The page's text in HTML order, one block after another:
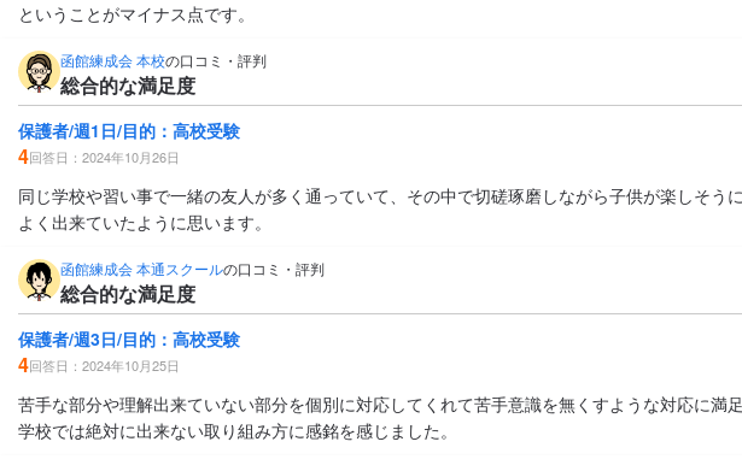
ということがマイナス点です。
函館練成会 本校の口コミ・評判
総合的な満足度
保護者/週1日/目的：高校受験
4回答日：2024年10月26日
同じ学校や習い事で一緒の友人が多く通っていて、その中で切磋琢磨しながら子供が楽しそ
よく出来ていたように思います。
函館練成会 本通スクールの口コミ・評判
総合的な満足度
保護者/週3日/目的：高校受験
4回答日：2024年10月25日
苦手な部分や理解出来ていない部分を個別に対応してくれて苦手意識を無くすような対応に
学校では絶対に出来ない取り組み方に感銘を感じました。